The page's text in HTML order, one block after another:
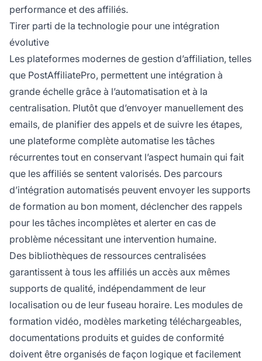
performance et des affiliés.
Tirer parti de la technologie pour une intégration
évolutive
Les plateformes modernes de gestion d’affiliation, telles
que PostAffiliatePro, permettent une intégration à
grande échelle grâce à l’automatisation et à la
centralisation. Plutôt que d’envoyer manuellement des
emails, de planifier des appels et de suivre les étapes,
une plateforme complète automatise les tâches
récurrentes tout en conservant l’aspect humain qui fait
que les affiliés se sentent valorisés. Des parcours
d’intégration automatisés peuvent envoyer les supports
de formation au bon moment, déclencher des rappels
pour les tâches incomplètes et alerter en cas de
problème nécessitant une intervention humaine.
Des bibliothèques de ressources centralisées
garantissent à tous les affiliés un accès aux mêmes
supports de qualité, indépendamment de leur
localisation ou de leur fuseau horaire. Les modules de
formation vidéo, modèles marketing téléchargeables,
documentations produits et guides de conformité
doivent être organisés de façon logique et facilement